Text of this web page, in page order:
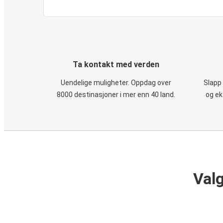
Ta kontakt med verden
Uendelige muligheter. Oppdag over
8000 destinasjoner i mer enn 40 land.
og